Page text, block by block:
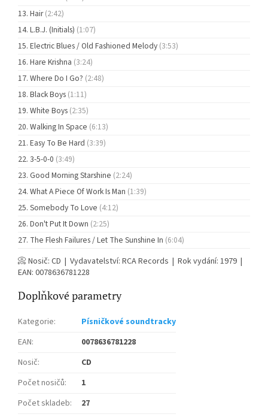
Hair(2:42)
L.B.J. (Initials) (1:07)
Electric Blues / Old Fashioned Melody (3:53)
Hare Krishna (3:24)
Where Do I Go? (2:48)
Black Boys (1:11)
White Boys (2:35)
Walking In Space (6:13)
Easy To Be Hard (3:39)
3-5-0-0 (3:49)
Good Morning Starshine (2:24)
What A Piece Of Work Is Man (1:39)
Somebody To Love (4:12)
Don't Put It Down (2:25)
The Flesh Failures / Let The Sunshine In (6:04)
📀 Nosič: CD | Vydavatelství: RCA Records | Rok vydání: 1979 |
EAN: 0078636781228
Doplňkové parametry
Kategorie:
Písničkové soundtracky
EAN:
0078636781228
Nosič:
CD
Počet nosičů:
1
Počet skladeb:
27